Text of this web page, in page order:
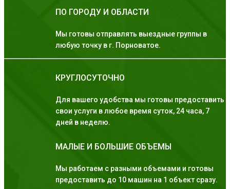
ПО ГОРОДУ И ОБЛАСТИ
Мы готовы отправлять выездные группы в
любую точку в г. Порноватое.
КРУГЛОСУТОЧНО
Для вашего удобства мы готовы предоставить
свои услуги в любое время суток, 24 часа, 7
дней в неделю.
МАЛЫЕ И БОЛЬШИЕ ОБЪЕМЫ
Мы работаем с разными объемами и готовы
предоставить до 10 машин на 1 объект сразу.